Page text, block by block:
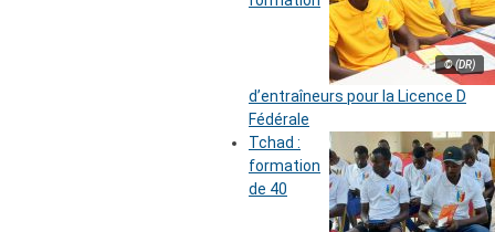
© (DR)
d’entraîneurs pour la Licence D
Fédérale
Tchad :
formation
de 40